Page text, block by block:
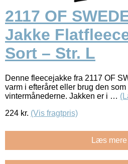
2117 OF
Jakke
Sort – Str. L
Denne fleecejakke fra 2117 OF
varm i efteråret eller brug den
vintermånederne. Jakken er i …
224 kr. (Vis fragtpris)
Læs